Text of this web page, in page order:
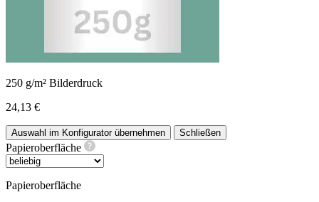
250 g/m² Bilderdruck
24,13 €
Auswahl im Konfigurator übernehmen Schließen
Papieroberfläche
Papieroberfläche